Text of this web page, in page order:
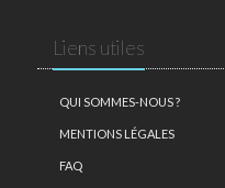
Liens utiles
QUI SOMMES-NOUS ?
MENTIONS LÉGALES
FAQ